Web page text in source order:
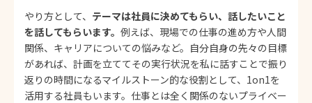
やり方として、 テーマは社員に決めてもらい、話したいこと
を話してもらいます。 例えば、現場での仕事の進め方や人間
関係、キャリアについての悩みなど。自分自身の先々の目標
があれば、計画を立ててその実行状況を私に話すことで振り
返りの時間になるマイルストーン的な役割として、1on1を
活用する社員もいます。仕事とは全く関係のないプライベー